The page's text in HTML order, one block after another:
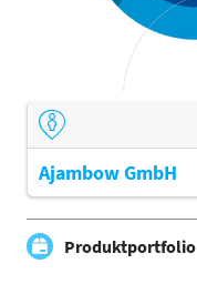
Ajambow GmbH
Produktportfolio